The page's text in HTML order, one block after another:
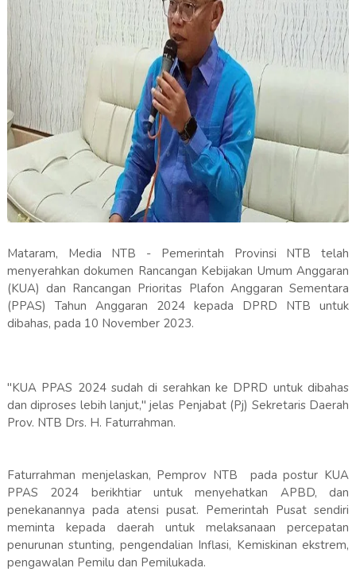
Mataram, Media NTB - Pemerintah Provinsi NTB telah
menyerahkan dokumen Rancangan Kebijakan Umum Anggaran
(KUA) dan Rancangan Prioritas Plafon Anggaran Sementara
(PPAS) Tahun Anggaran 2024 kepada DPRD NTB untuk
dibahas, pada 10 November 2023.
"KUA PPAS 2024 sudah di serahkan ke DPRD untuk dibahas
dan diproses lebih lanjut," jelas Penjabat (Pj) Sekretaris Daerah
Prov. NTB Drs. H. Faturrahman.
Faturrahman menjelaskan, Pemprov NTB pada postur KUA
PPAS 2024 berikhtiar untuk menyehatkan APBD, dan
penekanannya pada atensi pusat. Pemerintah Pusat sendiri
meminta kepada daerah untuk melaksanaan percepatan
penurunan stunting, pengendalian Inflasi, Kemiskinan ekstrem,
pengawalan Pemilu dan Pemilukada.